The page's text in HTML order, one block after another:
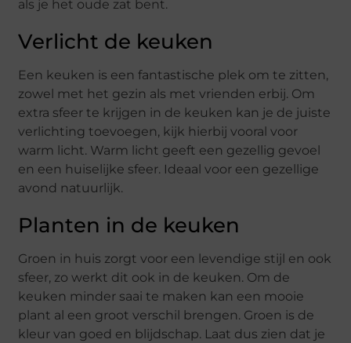
als je het oude zat bent.
Verlicht de keuken
Een keuken is een fantastische plek om te zitten,
zowel met het gezin als met vrienden erbij. Om
extra sfeer te krijgen in de keuken kan je de juiste
verlichting toevoegen, kijk hierbij vooral voor
warm licht. Warm licht geeft een gezellig gevoel
en een huiselijke sfeer. Ideaal voor een gezellige
avond natuurlijk.
Planten in de keuken
Groen in huis zorgt voor een levendige stijl en ook
sfeer, zo werkt dit ook in de keuken. Om de
keuken minder saai te maken kan een mooie
plant al een groot verschil brengen. Groen is de
kleur van goed en blijdschap. Laat dus zien dat je